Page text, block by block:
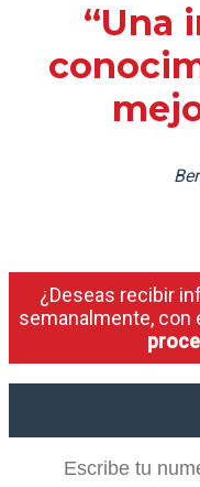
“Una
¿Deseas recibir
semanalmente, con